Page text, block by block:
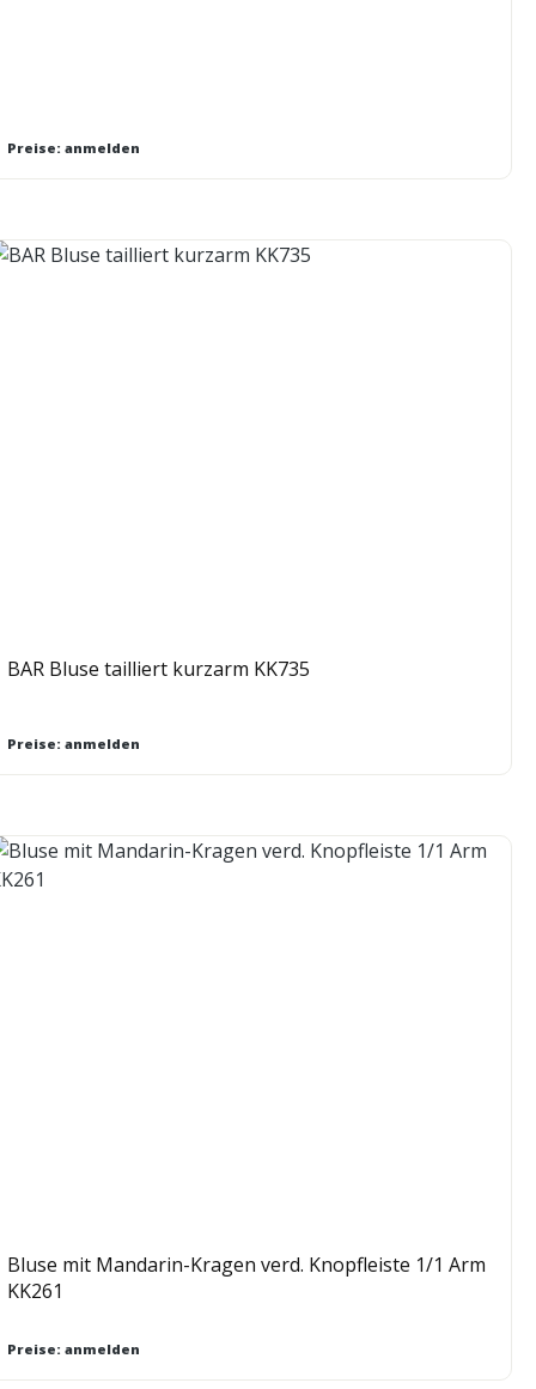
Preise: anmelden
BAR Bluse tailliert kurzarm KK735
Preise: anmelden
Bluse mit Mandarin-Kragen verd. Knopfleiste 1/1 Arm
KK261
Preise: anmelden